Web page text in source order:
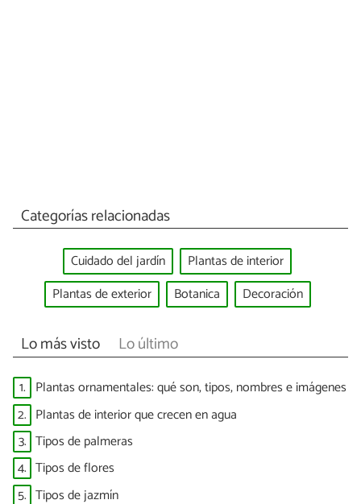
Categorías relacionadas
Cuidado del jardín
Plantas de interior
Plantas de exterior
Botanica Decoración
Lo más visto Lo último
1. Plantas ornamentales: qué son, tipos, nombres e imágenes
2. Plantas de interior que crecen en agua
3. Tipos de palmeras
4. Tipos de flores
5. Tipos de jazmín